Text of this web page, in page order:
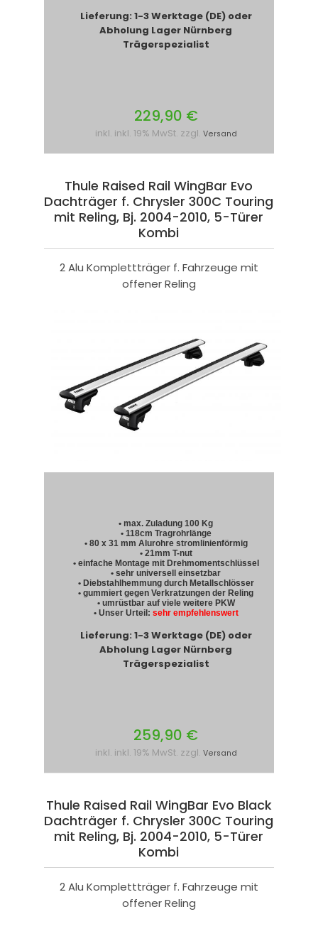
Lieferung: 1-3 Werktage (DE) oder
Abholung Lager Nürnberg
Trägerspezialist
229,90 €
inkl. inkl. 19% MwSt. zzgl. Versand
Thule Raised Rail WingBar Evo
Dachträger f. Chrysler 300C Touring
mit Reling, Bj. 2004-2010, 5-Türer
Kombi
2 Alu Komplettträger f. Fahrzeuge mit
offener Reling
• max. Zuladung 100 Kg
• 118cm Tragrohrlänge
• 80 x 31 mm Alurohre stromlinienförmig
• 21mm T-nut
• einfache Montage mit Drehmomentschlüssel
• sehr universell einsetzbar
• Diebstahlhemmung durch Metallschlösser
• gummiert gegen Verkratzungen der Reling
• umrüstbar auf viele weitere PKW
• Unser Urteil: sehr empfehlenswert
Lieferung: 1-3 Werktage (DE) oder
Abholung Lager Nürnberg
Trägerspezialist
259,90 €
inkl. inkl. 19% MwSt. zzgl. Versand
Thule Raised Rail WingBar Evo Black
Dachträger f. Chrysler 300C Touring
mit Reling, Bj. 2004-2010, 5-Türer
Kombi
2 Alu Komplettträger f. Fahrzeuge mit
offener Reling